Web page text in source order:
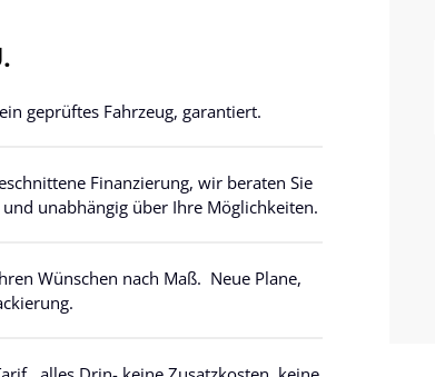
geprüftes Fahrzeug, garantiert.
Finanzierung, wir beraten Sie
unabhängig über Ihre Möglichkeiten.
Wünschen nach Maß. Neue Plane,